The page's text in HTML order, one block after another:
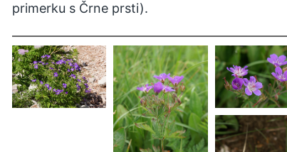
primerku s Črne prsti).
Geranium
sylvaticum
Geranium
sylvaticum
Geranium
sylvaticum